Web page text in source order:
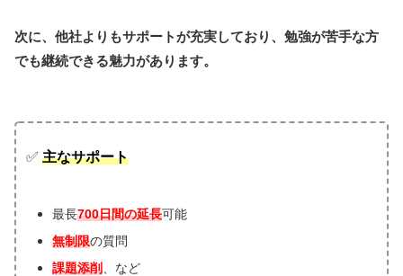
次に、他社よりもサポートが充実しており、勉強が苦手な方
でも継続できる魅力があります。
✅ 主なサポート
最長700日間の延長可能
無制限の質問
課題添削
、など